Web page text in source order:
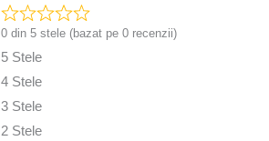
0 din 5 stele (bazat pe 0 recenzii)
5 Stele
4 Stele
3 Stele
2 Stele